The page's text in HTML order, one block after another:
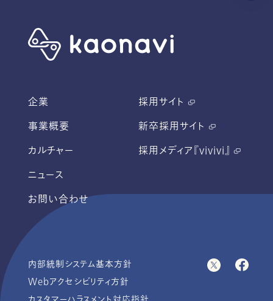
企業
事業概要
カルチャー
ニュース
お問い合わせ
採用サイト
新卒採用サイト
採用メディア『vivivi』
内部統制システム基本方針
Webアクセシビリティ方針